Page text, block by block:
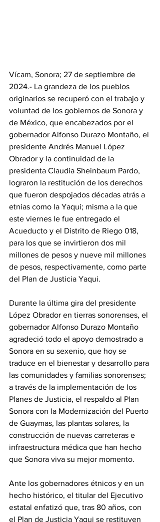
Vícam, Sonora; 27 de septiembre de
2024.- La grandeza de los pueblos
originarios se recuperó con el trabajo y
voluntad de los gobiernos de Sonora y
de México, que encabezados por el
gobernador Alfonso Durazo Montaño, el
presidente Andrés Manuel López
Obrador y la continuidad de la
presidenta Claudia Sheinbaum Pardo,
lograron la restitución de los derechos
que fueron despojados décadas atrás a
etnias como la Yaqui; misma a la que
este viernes le fue entregado el
Acueducto y el Distrito de Riego 018,
para los que se invirtieron dos mil
millones de pesos y nueve mil millones
de pesos, respectivamente, como parte
del Plan de Justicia Yaqui.
Durante la última gira del presidente
López Obrador en tierras sonorenses, el
gobernador Alfonso Durazo Montaño
agradeció todo el apoyo demostrado a
Sonora en su sexenio, que hoy se
traduce en el bienestar y desarrollo para
las comunidades y familias sonorenses;
a través de la implementación de los
Planes de Justicia, el respaldo al Plan
Sonora con la Modernización del Puerto
de Guaymas, las plantas solares, la
construcción de nuevas carreteras e
infraestructura médica que han hecho
que Sonora viva su mejor momento.
Ante los gobernadores étnicos y en un
hecho histórico, el titular del Ejecutivo
estatal enfatizó que, tras 80 años, con
el Plan de Justicia Yaqui se restituyen